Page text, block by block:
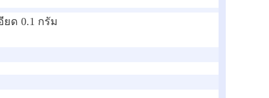
ด 0.1 กรัม